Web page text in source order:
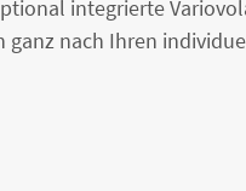
integrierte
nach Ihren